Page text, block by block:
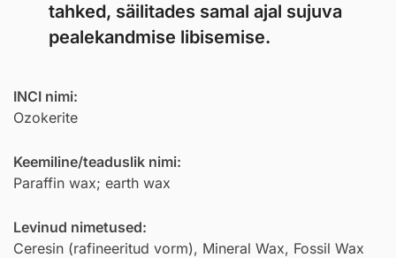
tahked, säilitades samal ajal sujuva
pealekandmise libisemise.
INCI nimi:
Ozokerite
Keemiline/teaduslik nimi:
Paraffin wax; earth wax
Levinud nimetused:
Ceresin (rafineeritud vorm), Mineral Wax, Fossil Wax